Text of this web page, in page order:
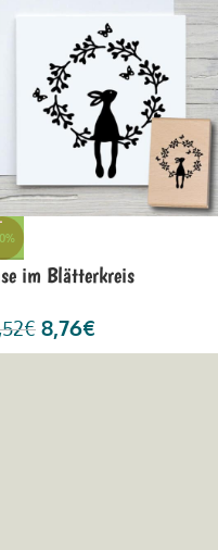
im Blätterkreis
€ 8,76€